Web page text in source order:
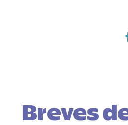
Breves